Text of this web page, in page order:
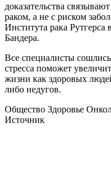
доказательства
раком, а не с риском
Института рака
Бандера.
Все специалисты
стресса поможет
жизни как здоровых
либо недугов.
Общество Здоровье
Источник